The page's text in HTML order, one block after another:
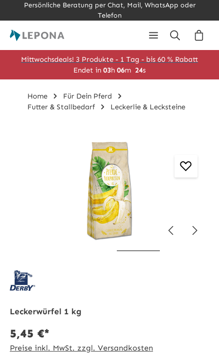
Zum Hauptinhalt springen
Persönliche Beratung per Chat, Mail, WhatsApp oder
Telefon
Mittwochsdeals! 3 Produkte - 1 Tag - bis 60 % Rabatt
Endet in 03h 06m 24s
Home
Für Dein Pferd
Futter & Stallbedarf
Leckerlie & Lecksteine
Bildergalerie überspringen
Leckerwürfel 1 kg
5,45 €*
Preise inkl. MwSt. zzgl. Versandkosten